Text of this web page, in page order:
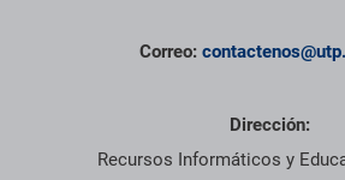
Correo:
Dirección:
Recursos Informáticos y